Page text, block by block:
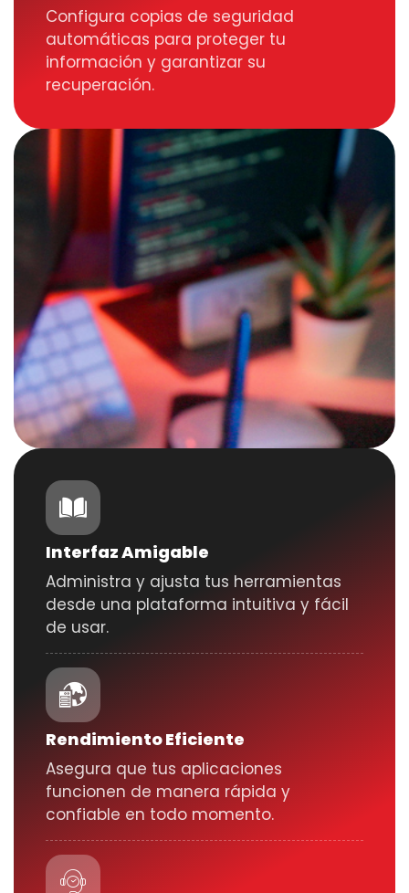
Configura copias de seguridad
automáticas para proteger tu
información y garantizar su
recuperación.
Interfaz Amigable
Administra y ajusta tus herramientas
desde una plataforma intuitiva y fácil
de usar.
Rendimiento Eficiente
Asegura que tus aplicaciones
funcionen de manera rápida y
confiable en todo momento.